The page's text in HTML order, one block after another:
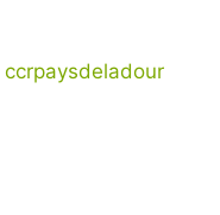
ccrpaysdeladour